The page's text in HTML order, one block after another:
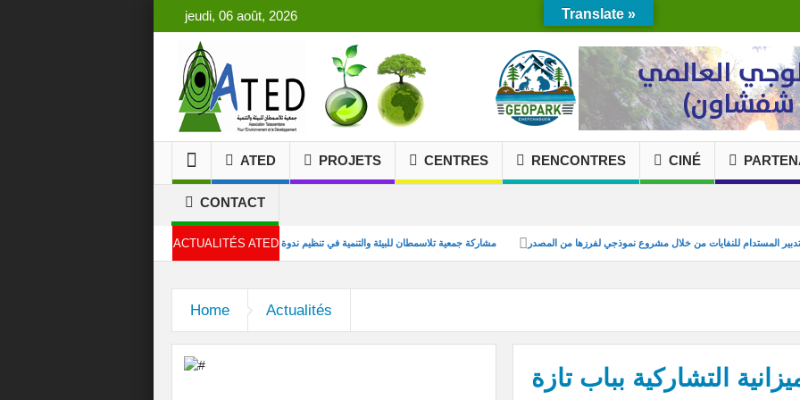
jeudi, 06 août, 2026
ATED PROJETS CENTRES RENCONTRES CINÉ
CONTACT
ACTUALITÉS ATED
مشاركة جمعية تلاسمطان للبيئة والتنمية في تنظيم ندوة علمية بكلية العلوم بتطوان تعزيز التدبير المستدام للنفايات من خلال مشروع نموذجي لفرزها من المصدر
Home Actualités
التشاركية بباب تازة
Translate »